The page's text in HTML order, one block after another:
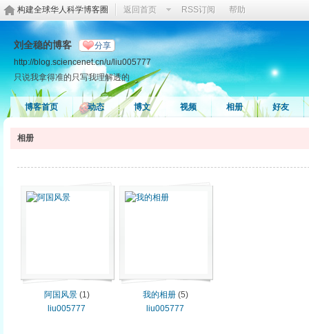
构建全球华人科学博客圈 返回首页 RSS订阅 帮助
刘全稳的博客 分享
http://blog.sciencenet.cn/u/liu005777
只说我拿得准的只写我理解透的
博客首页 动态 博文 视频 相册 好友
相册
阿国风景(1)
liu005777
我的相册(5)
liu005777